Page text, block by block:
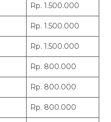
Rp. 1.500.000
Rp. 1.500.000
Rp. 1.500.000
Rp. 800.000
Rp. 800.000
Rp. 800.000